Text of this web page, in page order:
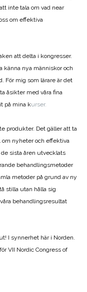
inte tala om vad near
om effektiva
att delta i kongresser.
känna nya människor och
För mig som lärare är det
åsikter med våra fina
på mina kurser.
produkter. Det gäller att ta
nyheter och effektiva
sista åren utvecklats
behandlingsmetoder
metoder på grund av ny
stilla utan hålla sig
behandlingsresultat
I synnerhet här i Norden.
VII Nordic Congress of